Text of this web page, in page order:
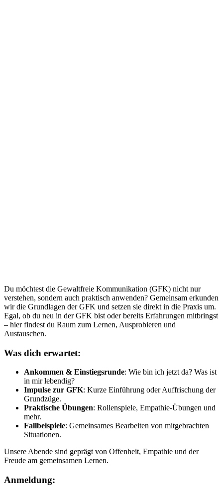
Du möchtest die Gewaltfreie Kommunikation (GFK) nicht nur
verstehen, sondern auch praktisch anwenden? Gemeinsam erkunden
wir die Grundlagen der GFK und setzen sie direkt in die Praxis um.
Egal, ob du neu in der GFK bist oder bereits Erfahrungen mitbringst
– hier findest du Raum zum Lernen, Ausprobieren und
Austauschen.​
Was dich erwartet:
Ankommen & Einstiegsrunde: Wie bin ich jetzt da? Was ist
in mir lebendig?
Impulse zur GFK: Kurze Einführung oder Auffrischung der
Grundzüge.
Praktische Übungen: Rollenspiele, Empathie-Übungen und
mehr.
Fallbeispiele: Gemeinsames Bearbeiten von mitgebrachten
Situationen.​
Unsere Abende sind geprägt von Offenheit, Empathie und der
Freude am gemeinsamen Lernen.​
Anmeldung: